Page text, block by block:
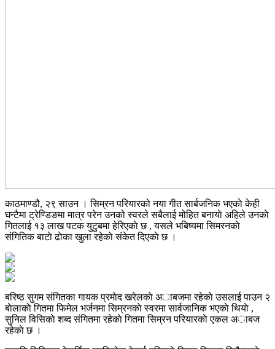
काठमाण्डौ, २९ साउन । सिम्रन परियारको नया गीत सार्बजनिक भएकाे केही
घन्टैमा ट्रेण्डिङमा मात्र परेन उनको स्वरले सबैलाई मोहित बनायाे अहिले उनकाे
गितलाई १३ लाख पटक युटुबमा हेरिएकाे छ , यसले भबिष्यमा सिमरनकाे
संगितिक बाटाे ढाेका खुला रहेकाे संकेत दिएकाे छ ।
बरिष्ठ सुगम संगितका गायक प्रमाेद खरेलकाे अाबजमा रहेकाे उसलाई पाउन २
बाेलाकाे गितमा फिमेल भर्जनमा सिम्रनकाे स्वरमा सार्वजानिक भएकाे थियाे ,
सुनिल विसिकाे शब्द संगितमा रहेकाे गितमा सिम्रन परियारकाे एकल अाबज
रहेकाे छ ।